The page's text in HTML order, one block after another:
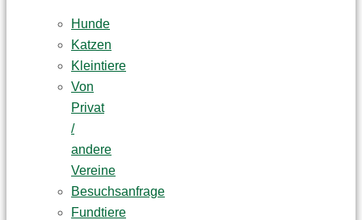
Hunde
Katzen
Kleintiere
Von
Privat
/
andere
Vereine
Besuchsanfrage
Fundtiere